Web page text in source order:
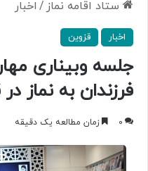
ستاد اقامه نماز / اخبار
اخبار قزوین
جلسه وبیناری
فرزندان به نماز
0 زمان مطالعه یک دقیقه